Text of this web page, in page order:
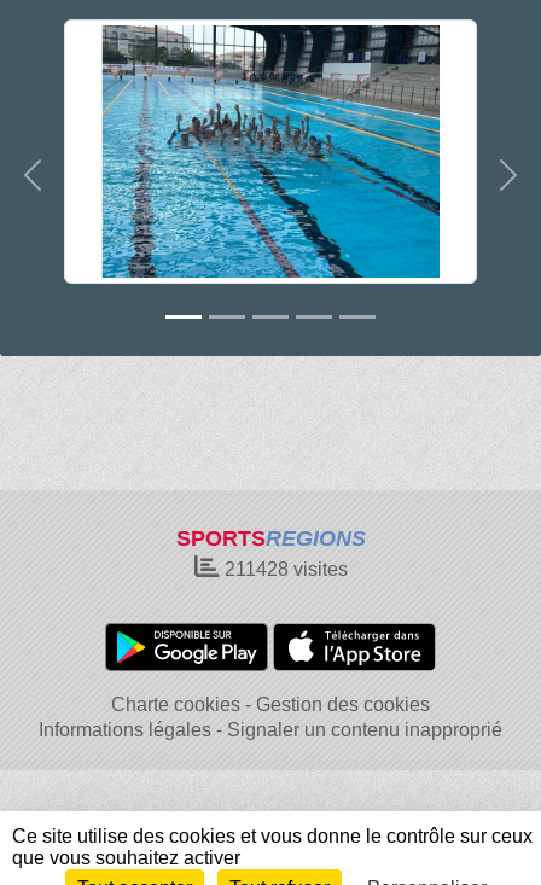
Précedent
SPORTSREGIONS
211428 visites
Charte cookies
Gestion des cookies
Informations légales
Signaler un contenu inapproprié
Ce site utilise des cookies et vous donne le contrôle sur ceux
que vous souhaitez activer